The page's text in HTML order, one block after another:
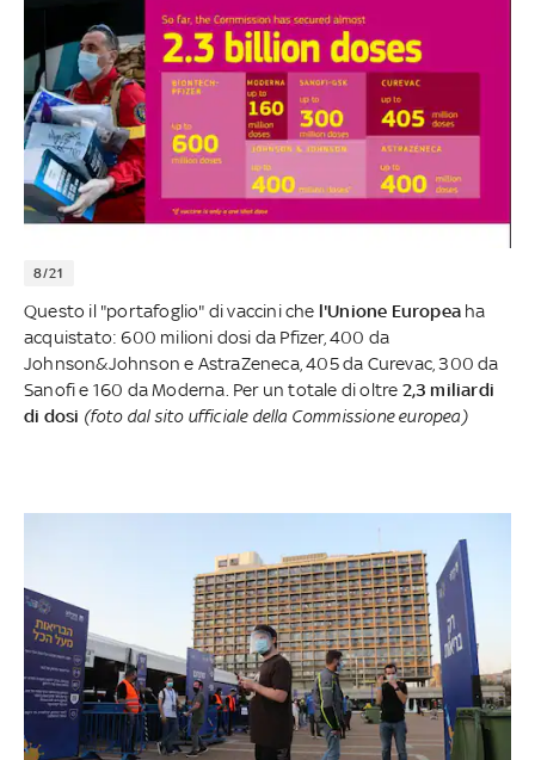
8/21
Questo il "portafoglio" di vaccini che l'Unione Europea ha
acquistato: 600 milioni dosi da Pfizer, 400 da
Johnson&Johnson e AstraZeneca, 405 da Curevac, 300 da
Sanofi e 160 da Moderna. Per un totale di oltre 2,3 miliardi
di dosi (foto dal sito ufficiale della Commissione europea)